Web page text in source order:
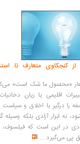
از کنجکاوی متعارف تا
«محصول ما شک است»
اقلیمی یا زیان
را درگیر با اخلاق و
نه ابزار آزادی بلکه
در این است که فیلسوف،
پی می‌گیرد ...